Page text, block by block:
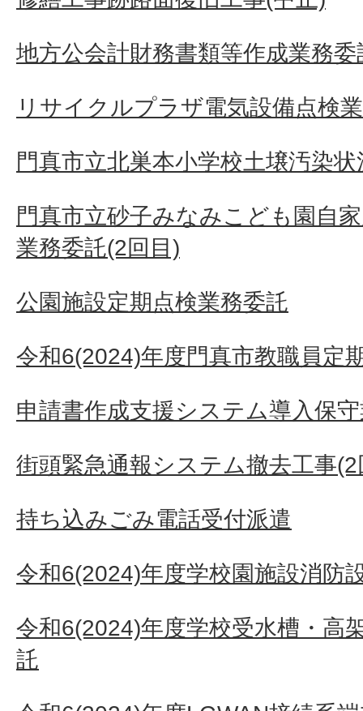
地方公会計財務書類等作成業務委
リサイクルプラザ電気設備点検
門真市立北巣本小学校土壌汚染
門真市立砂子みなみこども園自
業務委託(2回目)
公園施設定期点検業務委託
令和6(2024)年度門真市教職員定
申請書作成支援システム導入保
街頭緊急通報システム撤去工事(2
持ち込みごみ電話受付派遣
令和6(2024)年度学校園施設消防
令和6(2024)年度学校受水槽・高
託